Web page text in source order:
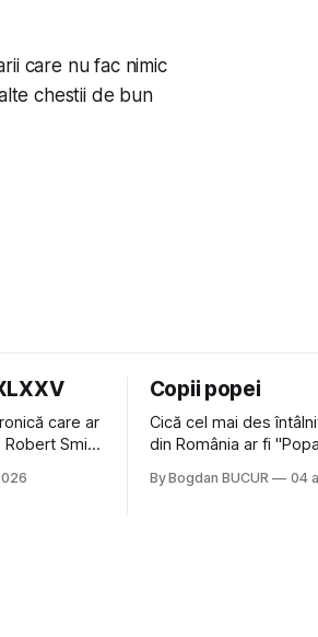
care nu fac nimic
chestii de bun
care ar
Smith
piese faine
Copii popei
Cică cel mai des
din România ar fi
colegi de școala Popa
By Bogdan BUCUR 04